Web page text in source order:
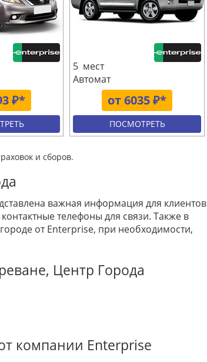
₽* от 6035 ₽*
5 мест
Автомат
ПОСМОТРЕТЬ
и сборов.
важная информация для клиентов
телефоны для связи. Также в
от Enterprise, при необходимости,
Центр Города
компании Enterprise